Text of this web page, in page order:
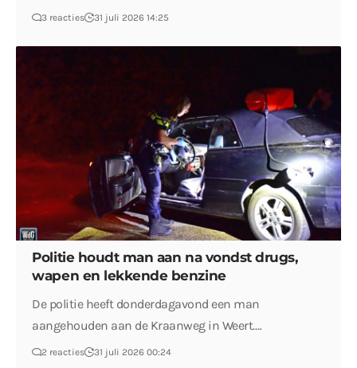
3 reacties 31 juli 2026 14:25
Politie houdt man aan na vondst drugs,
wapen en lekkende benzine
De politie heeft donderdagavond een man
aangehouden aan de Kraanweg in Weert.…
2 reacties 31 juli 2026 00:24